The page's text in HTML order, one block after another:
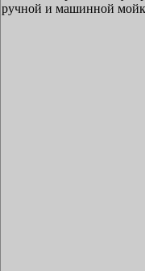
ручной и машинной